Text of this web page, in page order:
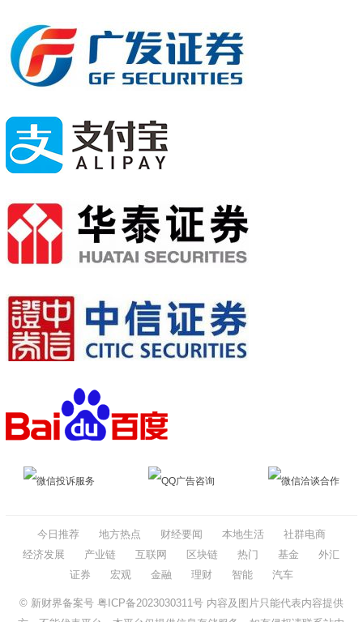
微信投诉服务 QQ广告咨询 微信洽谈合作
今日推荐 地方热点 财经要闻 本地生活
社群电商
经济发展
产业链 互联网 区块链 热门 基金
外汇
证券
宏观 金融 理财 智能 汽车
© 新财界备案号 粤ICP备2023030311号内容及图片只能代表内容提供